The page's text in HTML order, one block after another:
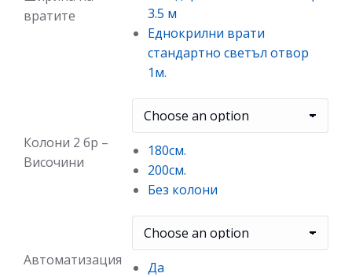
вратите
3.5 м
Еднокрилни врати
стандартно светъл отвор
1м.
Колони 2 бр –
Височини
180см.
200см.
Без колони
Автоматизация
Да